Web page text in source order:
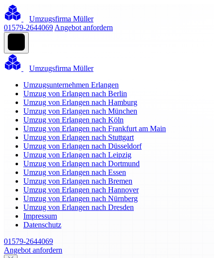
Umzugsfirma Müller
01579-2644069 Angebot anfordern
Umzugsfirma Müller
Umzugsunternehmen Erlangen
Umzug von Erlangen nach Berlin
Umzug von Erlangen nach Hamburg
Umzug von Erlangen nach München
Umzug von Erlangen nach Köln
Umzug von Erlangen nach Frankfurt am Main
Umzug von Erlangen nach Stuttgart
Umzug von Erlangen nach Düsseldorf
Umzug von Erlangen nach Leipzig
Umzug von Erlangen nach Dortmund
Umzug von Erlangen nach Essen
Umzug von Erlangen nach Bremen
Umzug von Erlangen nach Hannover
Umzug von Erlangen nach Nürnberg
Umzug von Erlangen nach Dresden
Impressum
Datenschutz
01579-2644069
Angebot anfordern